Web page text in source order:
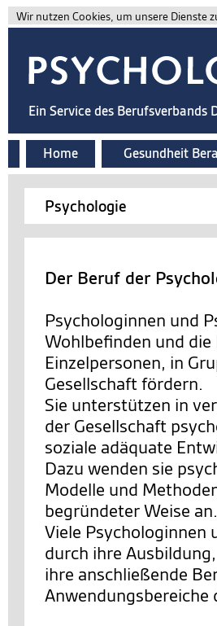
Wir nutzen Cookies, um unsere Dienste
Ein Service des Berufsverbands
Home Gesundheit
Psychologie
Der Beruf der
Psychologinnen und
Wohlbefinden und
Einzelpersonen, in
Gesellschaft fördern.
Sie unterstützen in
der Gesellschaft
soziale adäquate
Dazu wenden sie
Modelle und
begründeter Weise an.
Viele Psychologinnen
durch ihre
ihre anschließende
Anwendungsbereiche